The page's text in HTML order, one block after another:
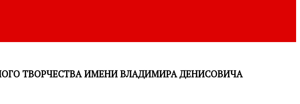
ТВОРЧЕСТВА ИМЕНИ ВЛАДИМИРА ДЕНИСОВИЧА